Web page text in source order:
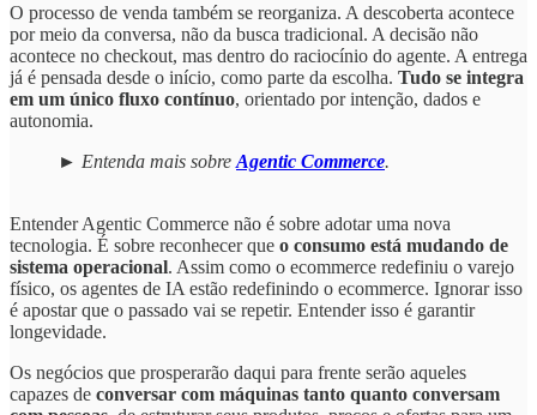
O processo de venda também se reorganiza. A descoberta acontece
por meio da conversa, não da busca tradicional. A decisão não
acontece no checkout, mas dentro do raciocínio do agente. A entrega
já é pensada desde o início, como parte da escolha. Tudo se integra
em um único fluxo contínuo, orientado por intenção, dados e
autonomia.
► Entenda mais sobre Agentic Commerce.
Entender Agentic Commerce não é sobre adotar uma nova
tecnologia. É sobre reconhecer que o consumo está mudando de
sistema operacional. Assim como o ecommerce redefiniu o varejo
físico, os agentes de IA estão redefinindo o ecommerce. Ignorar isso
é apostar que o passado vai se repetir. Entender isso é garantir
longevidade.
Os negócios que prosperarão daqui para frente serão aqueles
capazes de conversar com máquinas tanto quanto conversam